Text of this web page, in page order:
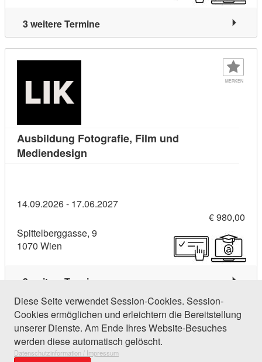
3 weitere Termine
MERKEN
Ausbildung Fotografie, Film und
Mediendesign
14.09.2026 - 17.06.2027
€ 980,00
Spittelberggasse, 9
1070 Wien
3 weitere Termine
88 Einträge gefunden (1 von 5)
Diese Seite verwendet Session-Cookies. Session-
Cookies ermöglichen und erleichtern die Bereitstellung
unserer Dienste. Am Ende Ihres Website-Besuches
werden diese automatisch gelöscht.
Datenschutzinformation / Impressum